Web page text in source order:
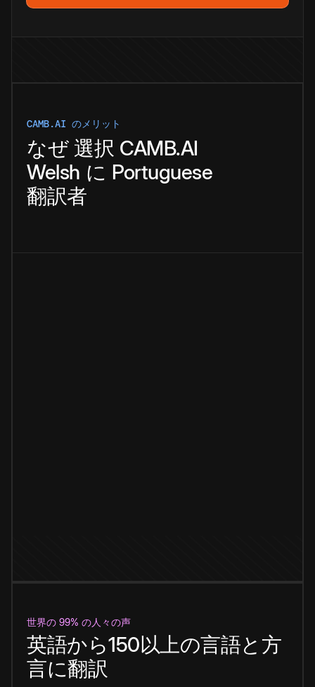
CAMB.AI のメリット
なぜ 選択 CAMB.AI
Welsh に Portuguese
翻訳者
世界の 99% の人々の声
英語から150以上の言語と方
言に翻訳